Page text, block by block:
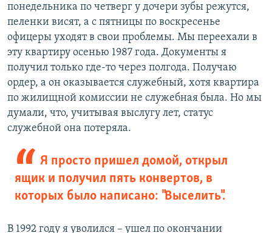
понедельника по четверг у дочери зубы режутся,
пеленки висят, а с пятницы по воскресенье
офицеры уходят в свои проблемы. Мы переехали в
эту квартиру осенью 1987 года. Документы я
получил только где-то через полгода. Получаю
ордер, а он оказывается служебный, хотя квартира
по жилищной комиссии не служебная была. Но мы
думали, что, учитывая выслугу лет, статус
служебной она потеряла.
Я просто пришел домой, открыл
ящик и получил пять конвертов, в
которых было написано: "Выселить".
В 1992 году я уволился – ушел по окончании